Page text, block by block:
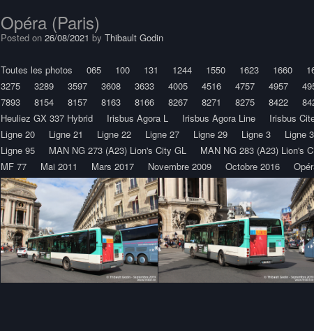
Opéra (Paris)
Posted on 26/08/2021 by Thibault Godin
Toutes les photos 065 100 131 1244 1550 1623 1660
3275
3289 3597 3608 3633 4005 4516 4757 4957
7893
8154 8157 8163 8166 8267 8271 8275 8422
Heuliez GX 337 Hybrid
Irisbus Agora L Irisbus Agora Line Irisbus
Ligne 20
Ligne 21 Ligne 22 Ligne 27 Ligne 29 Ligne 3 Ligne
Ligne 95
MAN NG 273 (A23) Lion's City GL MAN NG 283 (A23) Lion's
MF 77
Mai 2011 Mars 2017 Novembre 2009 Octobre 2016